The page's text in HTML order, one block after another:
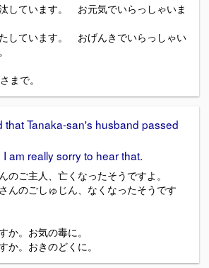
しています。 お元気でいらっしゃいま
しています。 おげんきでいらっしゃい
まで。
that Tanaka-san's husband passed
I am really sorry to hear that.
のご主人、亡くなったそうですよ。
んのごしゅじん、なくなったそうです
か。お気の毒に。
か。おきのどくに。